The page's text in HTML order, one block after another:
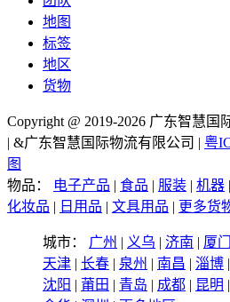
地图
标签
地区
货物
Copyright @ 2019-2026 广东智慧
| &广东智慧国际物流有限公司 | 粤
图
物品：
电子产品 | 食品 | 服装 | 机器 |
化妆品 | 日用品 | 文具用品 | 更多货
城市： 广州 | 义乌 | 济南 | 厦门
天津 | 长春 | 泉州 | 南昌 | 淄博 |
沈阳 | 莆田 | 青岛 | 成都 | 昆明 |